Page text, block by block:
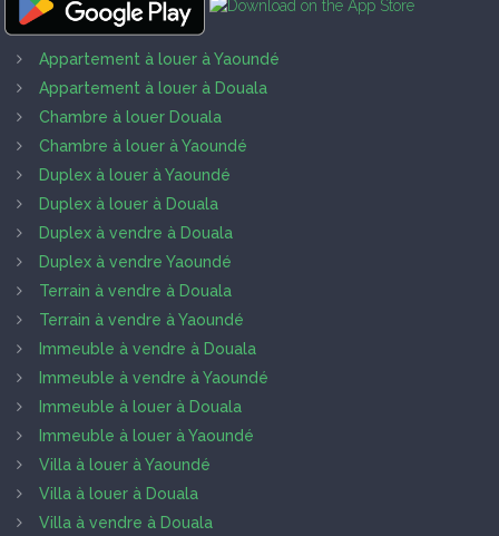
Appartement à louer à Yaoundé
Appartement à louer à Douala
Chambre à louer Douala
Chambre à louer à Yaoundé
Duplex à louer à Yaoundé
Duplex à louer à Douala
Duplex à vendre à Douala
Duplex à vendre Yaoundé
Terrain à vendre à Douala
Terrain à vendre à Yaoundé
Immeuble à vendre à Douala
Immeuble à vendre à Yaoundé
Immeuble à louer à Douala
Immeuble à louer à Yaoundé
Villa à louer à Yaoundé
Villa à louer à Douala
Villa à vendre à Douala